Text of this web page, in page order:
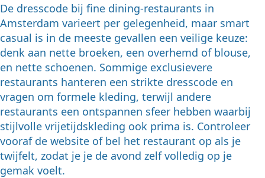
De dresscode bij fine dining-restaurants in
Amsterdam varieert per gelegenheid, maar smart
casual is in de meeste gevallen een veilige keuze:
denk aan nette broeken, een overhemd of blouse,
en nette schoenen. Sommige exclusievere
restaurants hanteren een strikte dresscode en
vragen om formele kleding, terwijl andere
restaurants een ontspannen sfeer hebben waarbij
stijlvolle vrijetijdskleding ook prima is. Controleer
vooraf de website of bel het restaurant op als je
twijfelt, zodat je je de avond zelf volledig op je
gemak voelt.